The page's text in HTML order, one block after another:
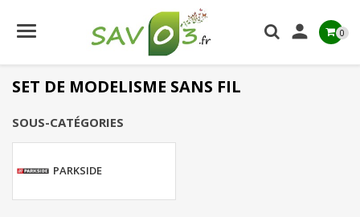
 0
SET DE MODELISME SANS FIL
SOUS-CATÉGORIES
PARKSIDE